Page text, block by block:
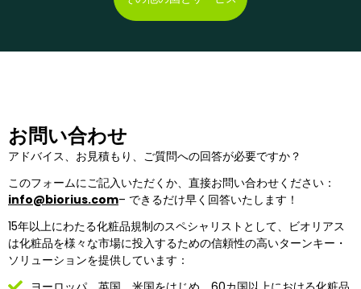
お問い合わせ
アドバイス、お見積もり、ご質問への回答が必要ですか？
このフォームにご記入いただくか、直接お問い合わせください：
info@biorius.com– できるだけ早く回答いたします！
15年以上にわたる化粧品規制のスペシャリストとして、ビオリアス
は化粧品を様々な市場に投入するための信頼性の高いターンキー・
ソリューションを提供しています：